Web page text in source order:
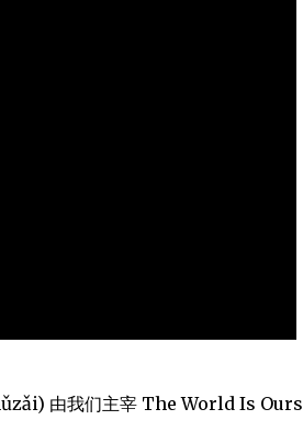
由我们主宰 The World Is Ours